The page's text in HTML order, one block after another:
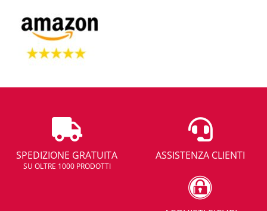
SPEDIZIONE GRATUITA
SU OLTRE 1000 PRODOTTI
ASSISTENZA CLIENTI